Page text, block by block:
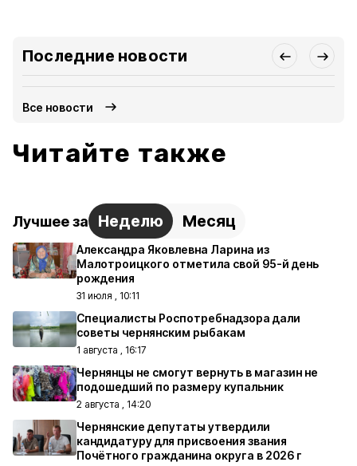
Последние новости
Все новости
Читайте также
Лучшее за Неделю Месяц
Александра Яковлевна Ларина из
Малотроицкого отметила свой 95-й день
рождения
31 июля , 10:11
Специалисты Роспотребнадзора дали
советы чернянским рыбакам
1 августа , 16:17
Чернянцы не смогут вернуть в магазин не
подошедший по размеру купальник
2 августа , 14:20
Чернянские депутаты утвердили
кандидатуру для присвоения звания
Почётного гражданина округа в 2026 г